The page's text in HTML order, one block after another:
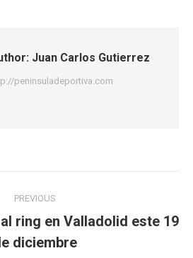
Juan Carlos Gutierrez
peninsuladeportiva.com
PREVIOUS
Previous
post:
ring en Valladolid este 19
diciembre